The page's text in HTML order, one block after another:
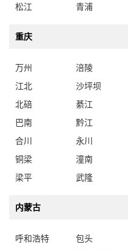
松江
青浦
重庆
万州 涪陵
江北
沙坪坝
北碚
綦江
巴南
黔江
合川
永川
铜梁
潼南
梁平
武隆
内蒙古
呼和浩特 包头